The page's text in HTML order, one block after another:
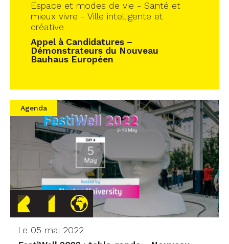
Espace et modes de vie - Santé et
mieux vivre - Ville intelligente et
créative
Appel à Candidatures –
Démonstrateurs du Nouveau
Bauhaus Européen
Agenda
Le 05 mai 2022